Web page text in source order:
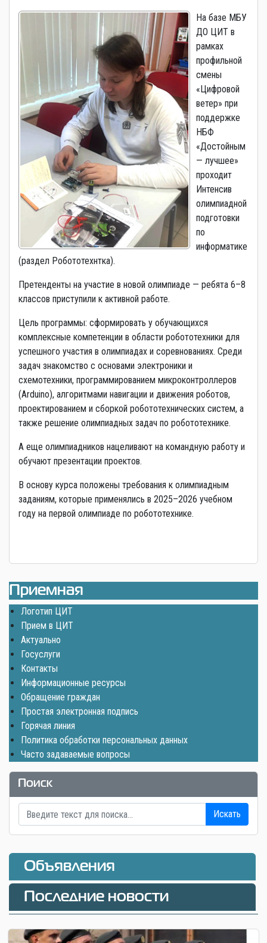
На базе МБУ
ДО ЦИТ в
рамках
профильной
смены
«Цифровой
ветер» при
поддержке
НБФ
«Достойным
— лучшее»
проходит
Интенсив
олимпиадной
подготовки
по
информатике
(раздел Робототехнтка).
Претенденты на участие в новой олимпиаде — ребята 6–8
классов приступили к активной работе.
Цель программы: сформировать у обучающихся
комплексные компетенции в области робототехники для
успешного участия в олимпиадах и соревнованиях. Среди
задач знакомство с основами электроники и
схемотехники, программированием микроконтроллеров
(Arduino), алгоритмами навигации и движения роботов,
проектированием и сборкой робототехнических систем, а
также решение олимпиадных задач по робототехнике.
А еще олимпиадников нацеливают на командную работу и
обучают презентации проектов.
В основу курса положены требования к олимпиадным
заданиям, которые применялись в 2025–2026 учебном
году на первой олимпиаде по робототехнике.
Приемная
Логотип ЦИТ
Прием в ЦИТ
Актуально
Госуслуги
Контакты
Информационные ресурсы
Обращение граждан
Простая электронная подпись
Горячая линия
Политика обработки персональных данных
Часто задаваемые вопросы
Поиск
Искать
Объявления
Последние новости